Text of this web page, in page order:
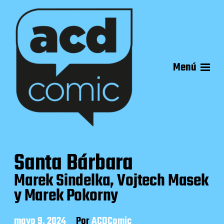
Menú
Santa Bárbara
Marek Sindelka, Vojtech Masek
y Marek Pokorny